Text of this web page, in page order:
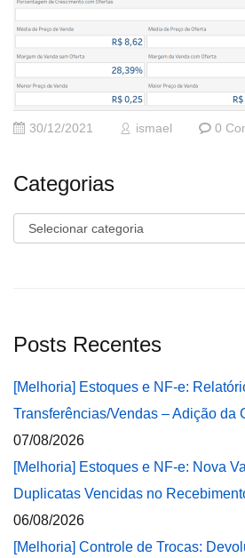
30/12/2021 ismael 0
Categorias
Categorias
Posts Recentes
[Melhoria] Estoques e NF-e:
Transferências/Vendas – Adição da
07/08/2026
[Melhoria] Estoques e NF-e: Nova
Duplicatas Vencidas no
06/08/2026
[Melhoria] Controle de Trocas: